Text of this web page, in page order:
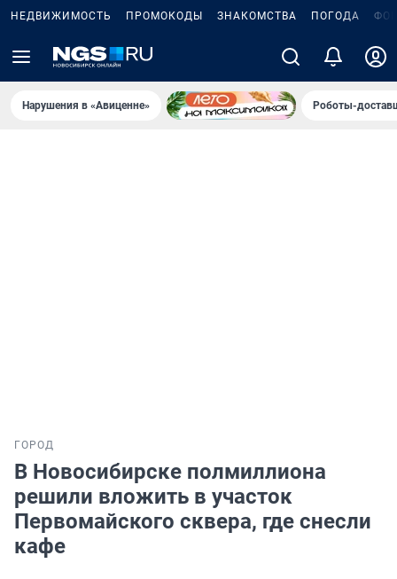
НЕДВИЖИМОСТЬ ПРОМОКОДЫ ЗНАКОМСТВА ПОГОДА
Нарушения в «Авиценне» Роботы-
ГОРОД
В Новосибирске полмиллиона
решили вложить в участок
Первомайского сквера, где снесли
кафе